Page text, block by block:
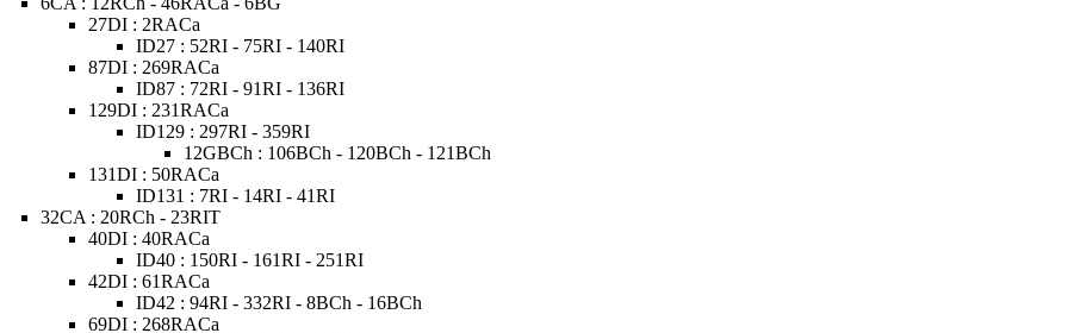
27DI : 2RACa
ID27 : 52RI - 75RI - 140RI
87DI : 269RACa
ID87 : 72RI - 91RI - 136RI
129DI : 231RACa
ID129 : 297RI - 359RI
12GBCh : 106BCh - 120BCh - 121BCh
131DI : 50RACa
ID131 : 7RI - 14RI - 41RI
32CA : 20RCh - 23RIT
40DI : 40RACa
ID40 : 150RI - 161RI - 251RI
42DI : 61RACa
ID42 : 94RI - 332RI - 8BCh - 16BCh
69DI : 268RACa